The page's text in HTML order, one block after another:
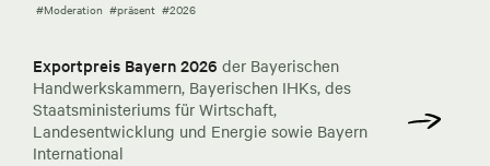
#Moderation #präsent #2026
Exportpreis Bayern 2026 der Bayerischen
Handwerkskammern, Bayerischen IHKs, des
Staatsministeriums für Wirtschaft,
Landesentwicklung und Energie sowie Bayern
International